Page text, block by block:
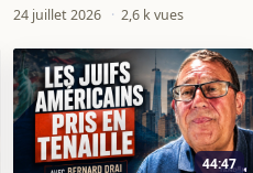
24 juillet 2026 · 2,6 k vues
44:47